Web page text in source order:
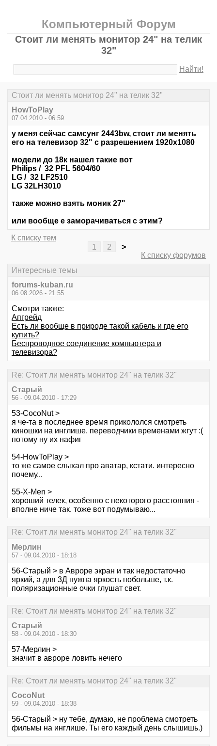
Компьютерный Форум
Стоит ли менять монитор 24" на телик
32"
Найти!
Стоит ли менять монитор 24" на телик 32"
HowToPlay
07.04.2010 - 06:59
у меня сейчас самсунг 2443bw, стоит ли менять
его на телевизор 32" с разрешением 1920х1080
модели до 18к нашел такие вот
Philips / 32 PFL 5604/60
LG / 32 LF2510
LG 32LH3010
также можно взять моник 27"
или вообще е заморачиваться с этим?
К списку тем
1
2
>
К списку форумов
Интересные темы
forums-kuban.ru
06.08.2026 - 21:55
Смотри также:
Апгрейд
Есть ли вообще в природе такой кабель и где его
купить?
Беспроводное соединение компьютера и
телевизора?
Re: Стоит ли менять монитор 24" на телик 32"
Старый
56 - 09.04.2010 - 17:29
53-CocoNut >
я че-та в последнее время прикололся смотреть
киношки на инглише. переводчики временами жгут :(
потому ну их нафиг
54-HowToPlay >
то же самое слыхал про аватар, кстати. интересно
почему...
55-X-Men >
хороший телек, особенно с некоторого расстояния -
вполне ниче так. тоже вот подумываю...
Re: Стоит ли менять монитор 24" на телик 32"
Мерлин
57 - 09.04.2010 - 18:18
56-Старый > в Авроре экран и так недостаточно
яркий, а для 3Д нужна яркость побольше, т.к.
поляризационные очки глушат свет.
Re: Стоит ли менять монитор 24" на телик 32"
Старый
58 - 09.04.2010 - 18:30
57-Мерлин >
значит в авроре ловить нечего
Re: Стоит ли менять монитор 24" на телик 32"
CocoNut
59 - 09.04.2010 - 18:38
56-Старый > ну тебе, думаю, не проблема смотреть
фильмы на инглише. Ты его каждый день слышишь.)